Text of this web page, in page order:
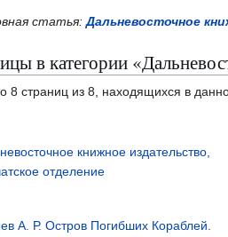
статья:Дальневосточное
в категории
8 страниц из 8, находящихся в
книжное издательство,
отделение
А. Р. Остров Погибших Кораблей.